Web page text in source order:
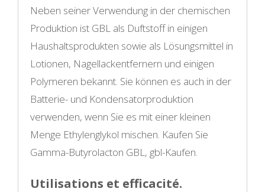
Neben seiner Verwendung in der chemischen
Produktion ist GBL als Duftstoff in einigen
Haushaltsprodukten sowie als Lösungsmittel in
Lotionen, Nagellackentfernern und einigen
Polymeren bekannt. Sie können es auch in der
Batterie- und Kondensatorproduktion
verwenden, wenn Sie es mit einer kleinen
Menge Ethylenglykol mischen. Kaufen Sie
Gamma-Butyrolacton GBL, gbl-Kaufen.
Utilisations et efficacité.